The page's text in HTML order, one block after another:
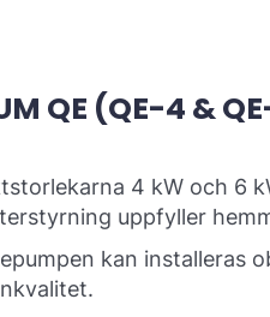
QE (QE-4 &
4 kW och 6
uppfyller
kan installeras